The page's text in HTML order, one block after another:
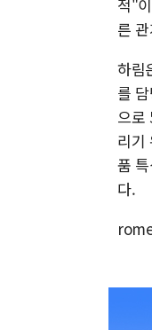
적"
른
하림
를
으로
리기
품
다.